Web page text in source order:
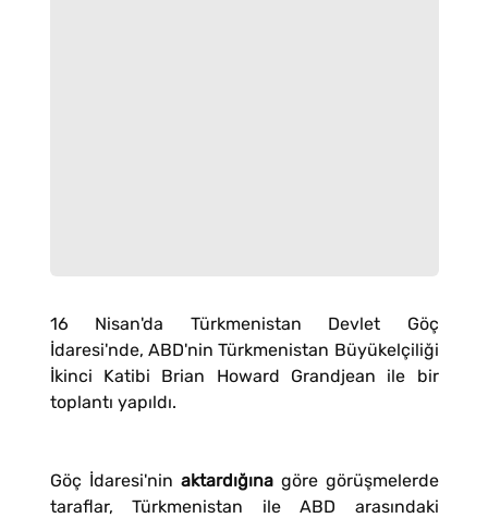
16 Nisan'da Türkmenistan Devlet Göç
İdaresi'nde, ABD'nin Türkmenistan Büyükelçiliği
İkinci Katibi Brian Howard Grandjean ile bir
toplantı yapıldı.
Göç İdaresi'nin aktardığınagöre görüşmelerde
taraflar, Türkmenistan ile ABD arasındaki